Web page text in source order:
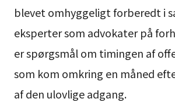
blevet omhyggeligt forberedt i
eksperter som advokater på
er spørgsmål om timingen af
som kom omkring en måned
af den ulovlige adgang.